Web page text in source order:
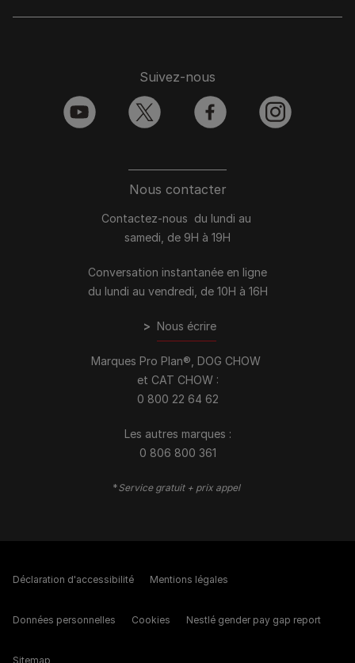
Nous contacter
Contactez-nous du lundi au
samedi, de 9H à 19H
Conversation instantanée en ligne
du lundi au vendredi, de 10H à 16H
> Nous écrire
Marques Pro Plan®, DOG CHOW
et CAT CHOW :
0 800 22 64 62
Les autres marques :​
0 806 800 361
*Service gratuit + prix appel
Suivez-nous
youtube twitter facebook instagram
Déclaration d'accessibilité Mentions légales
Données personnelles Cookies Nestlé gender pay gap report
Sitemap